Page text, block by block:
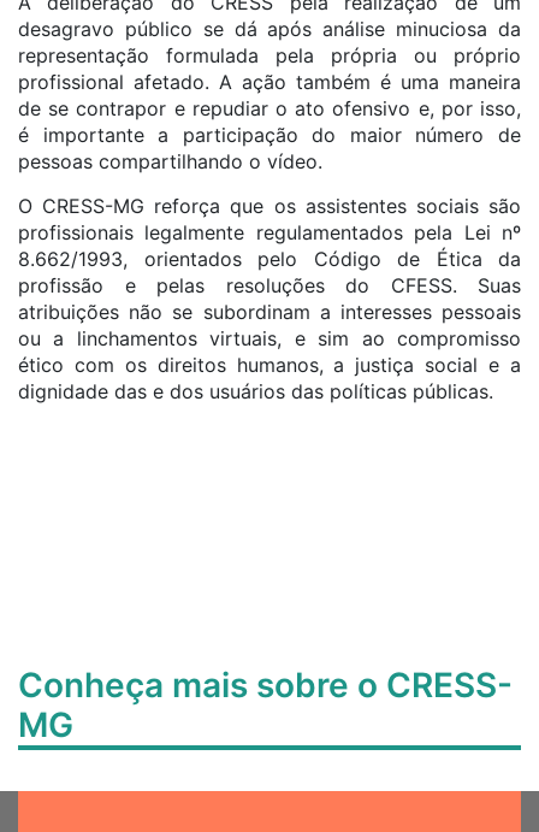
desagravo público se dá após análise minuciosa da
representação formulada pela própria ou próprio
profissional afetado. A ação também é uma maneira
de se contrapor e repudiar o ato ofensivo e, por isso,
é importante a participação do maior número de
pessoas compartilhando o vídeo.
O CRESS-MG reforça que os assistentes sociais são
profissionais legalmente regulamentados pela Lei nº
8.662/1993, orientados pelo Código de Ética da
profissão e pelas resoluções do CFESS. Suas
atribuições não se subordinam a interesses pessoais
ou a linchamentos virtuais, e sim ao compromisso
ético com os direitos humanos, a justiça social e a
dignidade das e dos usuários das políticas públicas.
Conheça mais sobre o CRESS-
MG